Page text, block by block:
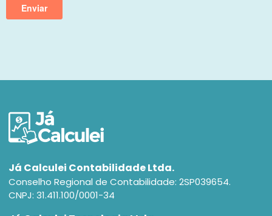
Já Calculei Contabilidade Ltda.
Conselho Regional de Contabilidade: 2SP039654.
CNPJ: 31.411.100/0001-34